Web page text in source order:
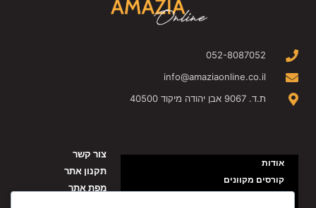
052-8087052
info@amaziaonline.co.il
ת.ד. 9067 אבן יהודה מיקוד 40500
אודות
קורסים מקוונים
צור קשר
תקנון אתר
מפת אתר